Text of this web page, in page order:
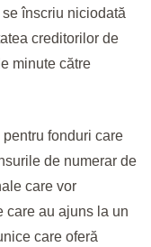
înscriu niciodată
creditorilor de
minute către
fonduri care
de numerar de
care vor
care au ajuns la un
care oferă